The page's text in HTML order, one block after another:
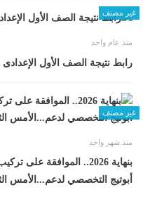
غير مصنف
منذ عام واحد
رابط نتيجة الصف الأول
غير مصنف
منذ شهر واحد
بنهاية 2026.. الموافقة
أبوتيج التخصصي لدعم...الأمس الثلاثاء، 23 يونيو